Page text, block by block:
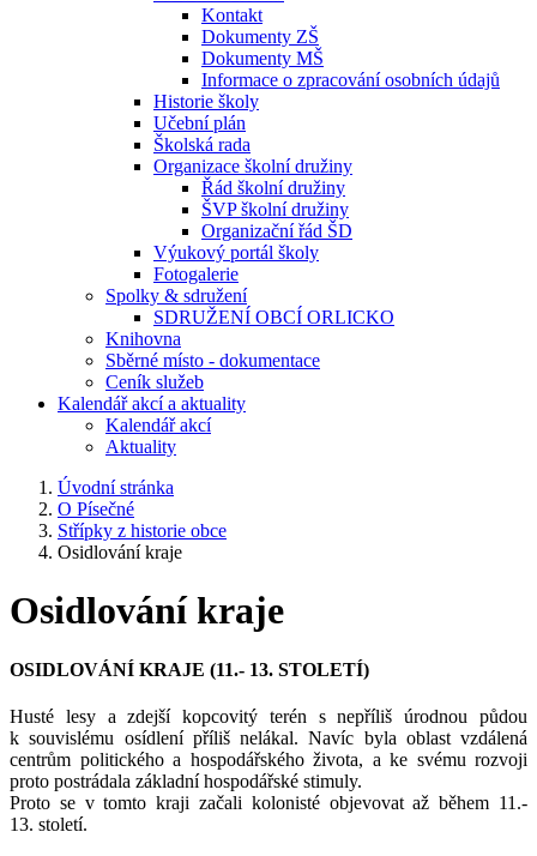
Kontakt
Dokumenty ZŠ
Dokumenty MŠ
Informace o zpracování osobních údajů
Historie školy
Učební plán
Školská rada
Organizace školní družiny
Řád školní družiny
ŠVP školní družiny
Organizační řád ŠD
Výukový portál školy
Fotogalerie
Spolky & sdružení
SDRUŽENÍ OBCÍ ORLICKO
Knihovna
Sběrné místo - dokumentace
Ceník služeb
Kalendář akcí a aktuality
Kalendář akcí
Aktuality
Úvodní stránka
O Písečné
Střípky z historie obce
Osidlování kraje
Osidlování kraje
OSIDLOVÁNÍ KRAJE (11.- 13. STOLETÍ)
Husté lesy a zdejší kopcovitý terén s nepříliš úrodnou půdou
k souvislému osídlení příliš nelákal. Navíc byla oblast vzdálená
centrům politického a hospodářského života, a ke svému rozvoji
proto postrádala základní hospodářské stimuly.
Proto se v tomto kraji začali kolonisté objevovat až během 11.-
13. století.